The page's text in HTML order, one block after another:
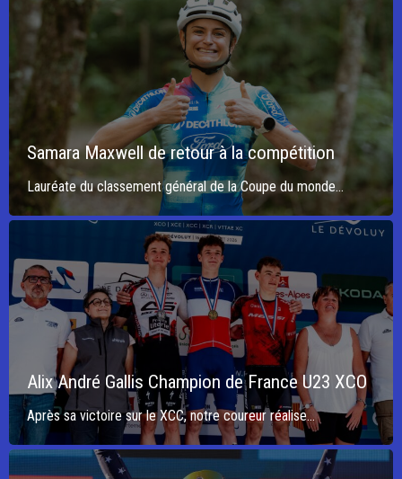
Samara Maxwell de retour à la compétition
Lauréate du classement général de la Coupe du monde...
Alix André Gallis Champion de France U23 XCO
Après sa victoire sur le XCC, notre coureur réalise...